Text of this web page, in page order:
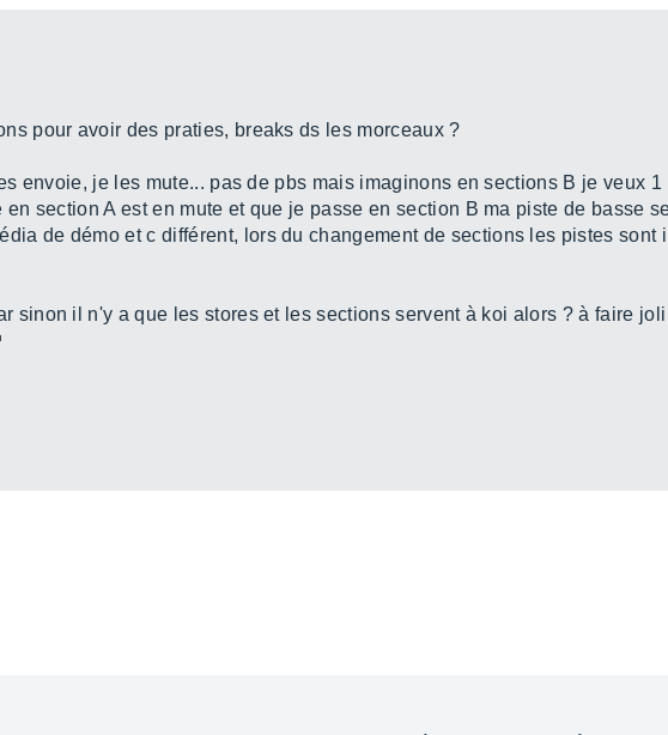
pour avoir des praties, breaks ds les morceaux ?
envoie, je les mute... pas de pbs mais imaginons en sections B je veux
section A est en mute et que je passe en section B ma piste de basse
de démo et c différent, lors du changement de sections les pistes sont
sinon il n'y a que les stores et les sections servent à koi alors ? à faire